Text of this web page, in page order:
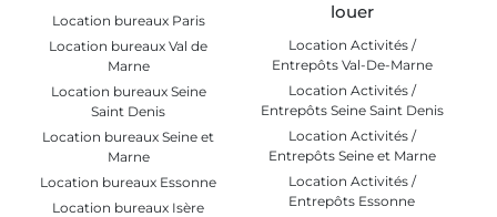
Location bureaux Paris
Location bureaux Val de
Marne
Location bureaux Seine
Saint Denis
Location bureaux Seine et
Marne
Location bureaux Essonne
Location bureaux Isère
louer
Location Activités /
Entrepôts Val-De-Marne
Location Activités /
Entrepôts Seine Saint Denis
Location Activités /
Entrepôts Seine et Marne
Location Activités /
Entrepôts Essonne